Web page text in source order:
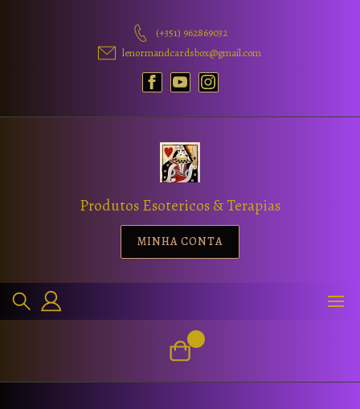
(+351) 962869032
lenormandcardsbox@gmail.com
Produtos Esotericos & Terapias
MINHA CONTA